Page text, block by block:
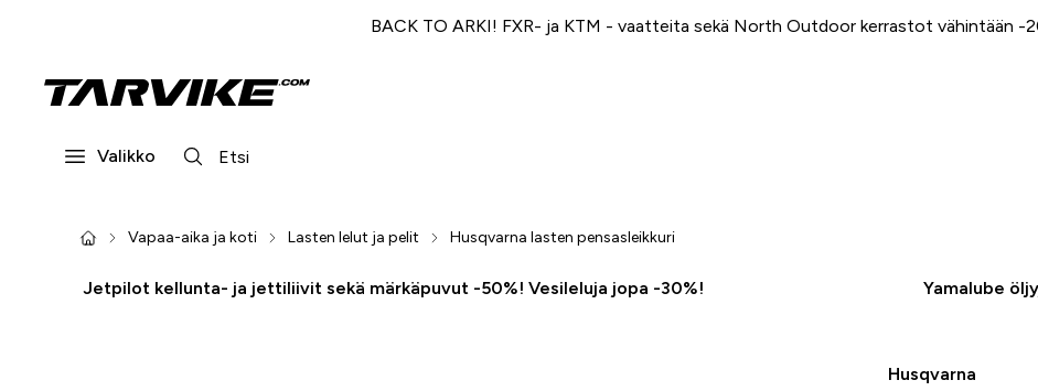
BACK TO ARKI! FXR- ja KTM - vaatteita sekä North Outdoor kerrastot vähintään -
Valikko
Vapaa-aika ja koti Lasten lelut ja pelit Husqvarna lasten pensasleikkuri
Jetpilot kellunta- ja jettiliivit sekä märkäpuvut -50%! Vesileluja jopa -30%! Yamalube
Husqvarna
Husqvarna lasten